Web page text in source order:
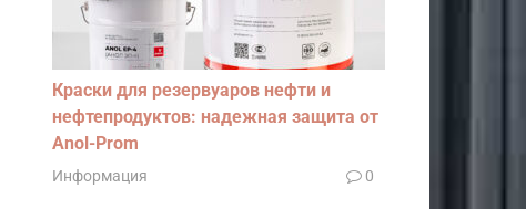
Краски для резервуаров нефти и
нефтепродуктов: надежная защита от
Anol-Prom
Информация 0